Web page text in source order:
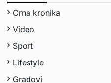
Crna kronika
Video
Sport
Lifestyle
Gradovi